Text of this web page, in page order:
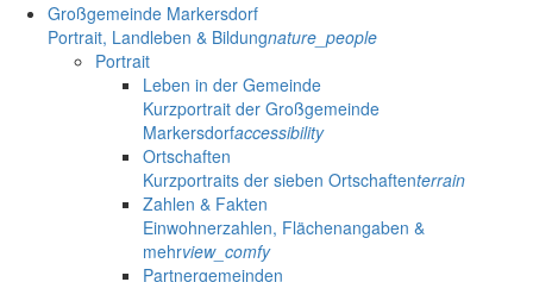
Großgemeinde Markersdorf
Portrait, Landleben & Bildungnature_people
Portrait
Leben in der Gemeinde
Kurzportrait der Großgemeinde
Markersdorfaccessibility
Ortschaften
Kurzportraits der sieben Ortschaftenterrain
Zahlen & Fakten
Einwohnerzahlen, Flächenangaben &
mehrview_comfy
Partnergemeinden